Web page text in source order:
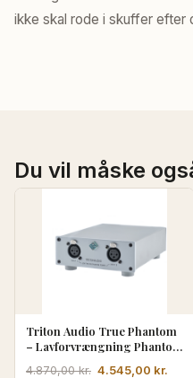
ikke skal rode i skuffer efter
Du vil måske
Triton Audio True Phantom
– Lavforvrængning Phantom
4.870,00kr. Den
4.545,00 kr.